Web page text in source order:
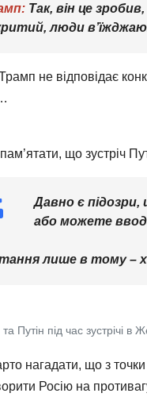
Так, він це
люди
не відповідає
що зустріч
Давно є підозри,
або можете
лише в тому –
Путін під час зустрічі
нагадати, що з
Росію на